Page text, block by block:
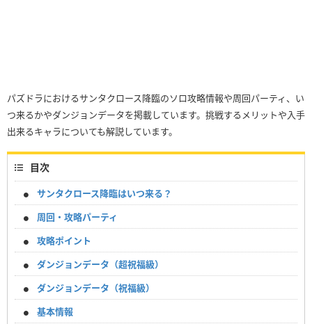
パズドラにおけるサンタクロース降臨のソロ攻略情報や周回パーティ、い
つ来るかやダンジョンデータを掲載しています。挑戦するメリットや入手
出来るキャラについても解説しています。
目次
サンタクロース降臨はいつ来る？
周回・攻略パーティ
攻略ポイント
ダンジョンデータ（超祝福級）
ダンジョンデータ（祝福級）
基本情報